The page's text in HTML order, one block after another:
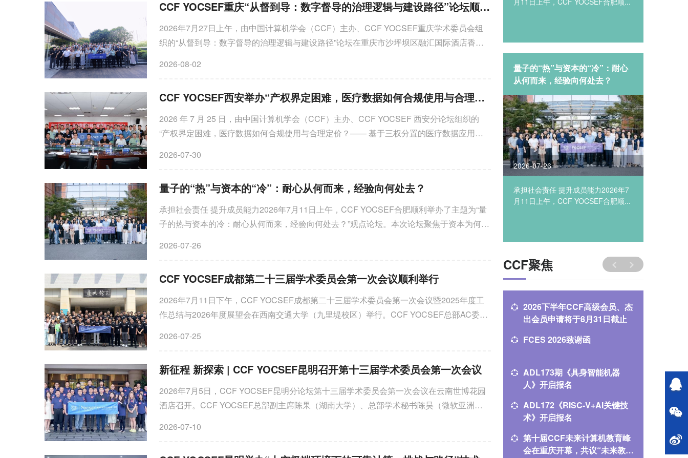
CCF YOCSEF重庆“从督到导：数字督导的治理逻辑与建设路径”论坛顺利举行
2026年7月27日上午，由中国计算机学会（CCF）主办、CCF YOCSEF重庆学术委员会组
织的“从督到导：数字督导的治理逻辑与建设路径”论坛在重庆市沙坪坝区融汇国际酒店香林
2026-08-02
CCF YOCSEF西安举办“产权界定困难，医疗数据如何合规使用与合理定价？”观点论坛
2026 年 7 月 25 日，由中国计算机学会（CCF）主办、CCF YOCSEF 西安分论坛组织的
“产权界定困难，医疗数据如何合规使用与合理定价？—— 基于三权分置的医疗数据应用与
2026-07-30
量子的“热”与资本的“冷”：耐心从何而来，经验向何处去？
承担社会责任 提升成员能力2026年7月11日上午，CCF YOCSEF合肥顺利举办了主题为“量
子的热与资本的冷：耐心从何而来，经验向何处去？”观点论坛。本次论坛聚焦于资本为何在
2026-07-26
CCF YOCSEF成都第二十三届学术委员会第一次会议顺利举行
2026年7月11日下午，CCF YOCSEF成都第二十三届学术委员会第一次会议暨2025年度工
作总结与2026年度展望会在西南交通大学（九里堤校区）举行。CCF YOCSEF总部AC委员
2026-07-25
新征程 新探索 | CCF YOCSEF昆明召开第十三届学术委员会第一次会议
2026年7月5日，CCF YOCSEF昆明分论坛第十三届学术委员会第一次会议在云南世博花园
酒店召开。CCF YOCSEF总部副主席陈果（湖南大学）、总部学术秘书陈昊（微软亚洲研
2026-07-10
少...
度 CCF YOCSEF合肥“亲子共创
AI小游戏开发CLUB”圆满举办
2026年7月26日上午，YOCSEF合
少...
量子的“热”与资本的“冷”：耐心
从何而来，经验向何处去？
2026-07-26
承担社会责任 提升成员能力2026年7
月11日上午，CCF YOCSEF合肥顺...
CCF聚焦
2026下半年CCF高级会员、杰
出会员申请将于8月31日截止
FCES 2026致谢函
ADL173期《具身智能机器
人》开启报名
ADL172《RISC-V+AI关键技
术》开启报名
第十届CCF未来计算机教育峰
会在重庆开幕，共议“未来教
CCCF
——“人
2026
您投稿
当生物